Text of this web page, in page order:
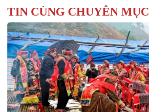
TIN CÙNG CHUYÊN MỤC